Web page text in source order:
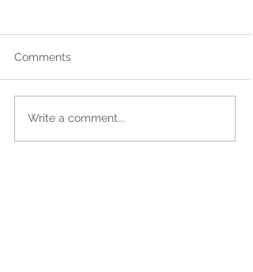
Comments
Write a comment...